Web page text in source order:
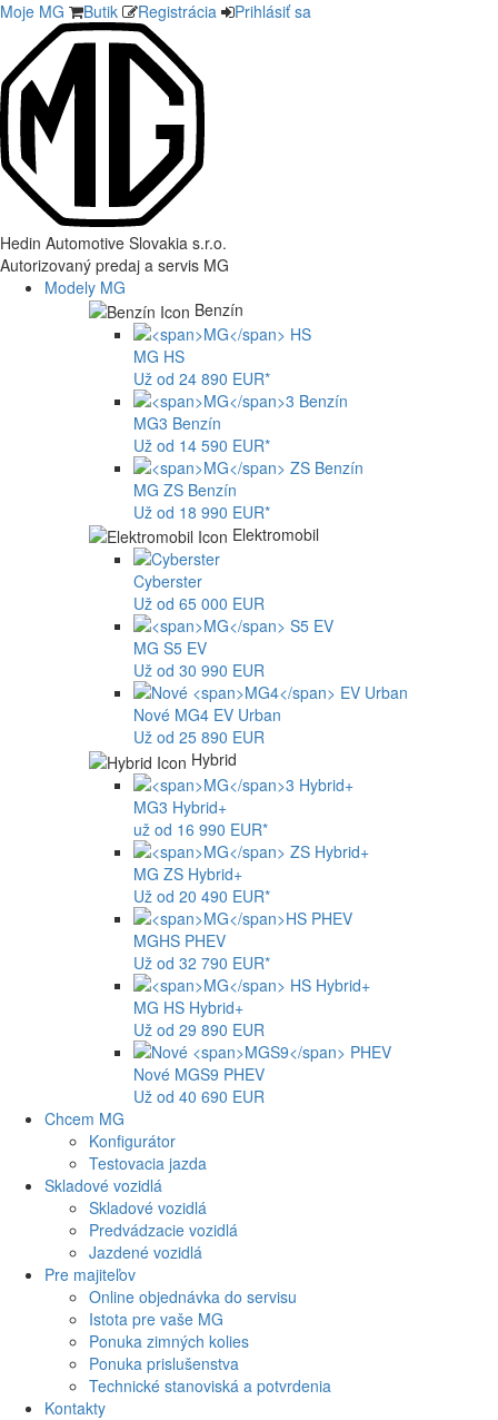
Moje MG Butik Registrácia Prihlásiť sa
Hedin Automotive Slovakia s.r.o.
Autorizovaný predaj a servis MG
Modely MG
Benzín
MG HS
Už od 24 890 EUR*
MG3 Benzín
Už od 14 590 EUR*
MG ZS Benzín
Už od 18 990 EUR*
Elektromobil
Cyberster
Už od 65 000 EUR
MG S5 EV
Už od 30 990 EUR
Nové MG4 EV Urban
Už od 25 890 EUR
Hybrid
MG3 Hybrid+
už od 16 990 EUR*
MG ZS Hybrid+
Už od 20 490 EUR*
MGHS PHEV
Už od 32 790 EUR*
MG HS Hybrid+
Už od 29 890 EUR
Nové MGS9 PHEV
Už od 40 690 EUR
Chcem MG
Konfigurátor
Testovacia jazda
Skladové vozidlá
Skladové vozidlá
Predvádzacie vozidlá
Jazdené vozidlá
Pre majiteľov
Online objednávka do servisu
Istota pre vaše MG
Ponuka zimných kolies
Ponuka prislušenstva
Technické stanoviská a potvrdenia
Kontakty